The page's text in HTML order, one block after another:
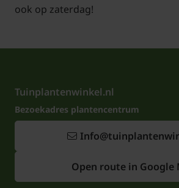
ook op zaterdag!
Tuinplantenwinkel.nl
Bezoekadres plantencentrum
Open route in Google